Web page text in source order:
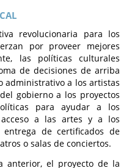
revolucionaria para los
por proveer mejores
las políticas culturales
de decisiones de arriba
administrativo a los artistas
gobierno a los proyectos
para ayudar a los
a las artes y a los
de certificados de
o salas de conciertos.
anterior, el proyecto de la